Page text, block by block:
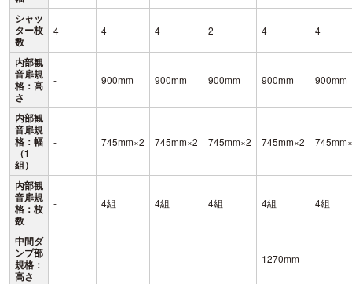
シャッ
ター枚
数
4 4 4 2 4 4
内部観
音扉規
格：高
さ
- 900mm 900mm 900mm 900mm 900mm
内部観
音扉規
格：幅
（1
組）
- 745mm×2 745mm×2 745mm×2 745mm×2
内部観
音扉規
格：枚
数
- 4組 4組 4組 4組 4組
中間ダ
ンプ部
規格：
高さ
- - - - 1270mm -